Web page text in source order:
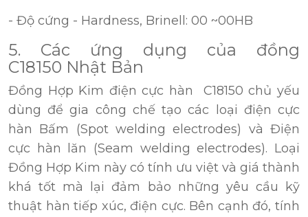
- Độ cứng - Hardness, Brinell: 00 ~00HB
5. Các ứng dụng của đồng
C18150 Nhật Bản
Đồng Hợp Kim điện cực hàn C18150 chủ yếu
dùng để gia công chế tạo các loại điện cực
hàn Bấm (Spot welding electrodes) và Điện
cực hàn lăn (Seam welding electrodes). Loại
Đồng Hợp Kim này có tính ưu việt và giá thành
khá tốt mà lại đảm bảo những yêu cầu kỹ
thuật hàn tiếp xúc, điện cực. Bên cạnh đó, tính